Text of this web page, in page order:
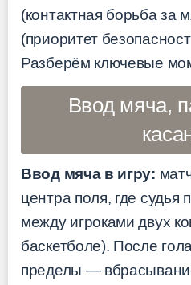
(контактная борьба за
(приоритет
Разберём ключевые
Ввод мяча,
Ввод мяча в игру:
центра поля, где судья
между игроками двух
баскетболе). После
пределы —